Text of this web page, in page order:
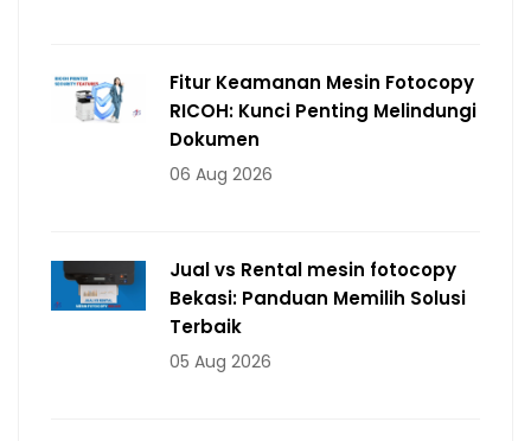
Fitur Keamanan Mesin Fotocopy
RICOH: Kunci Penting Melindungi
Dokumen
06 Aug 2026
Jual vs Rental mesin fotocopy
Bekasi: Panduan Memilih Solusi
Terbaik
05 Aug 2026